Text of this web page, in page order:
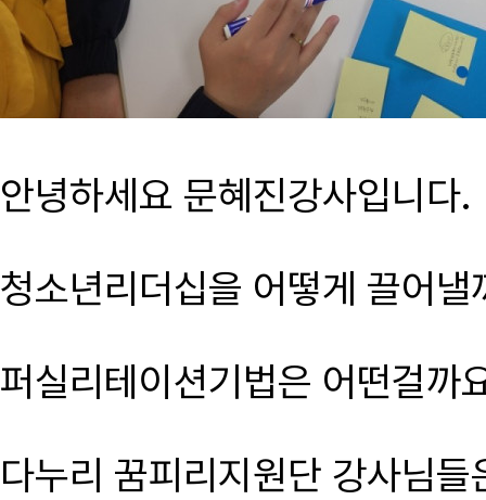
안녕하세요 문혜진강사입니다.
청소년리더십을 어떻게 끌어낼
퍼실리테이션기법은 어떤걸까
다누리 꿈피리지원단 강사님들